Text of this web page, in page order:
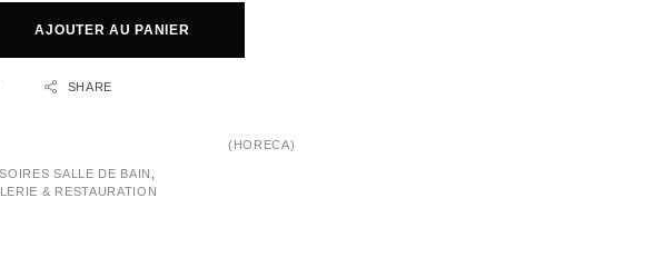
AJOUTER AU PANIER
SHARE
SALLE DE BAIN ,
& RESTAURATION
(HORECA)